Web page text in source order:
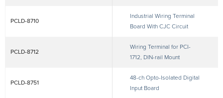
PCLD-8710
Industrial Wiring Terminal
Board With CJC Circuit
PCLD-8712
Wiring Terminal for PCI-
1712, DIN-rail Mount
PCLD-8751
48-ch Opto-Isolated Digital
Input Board